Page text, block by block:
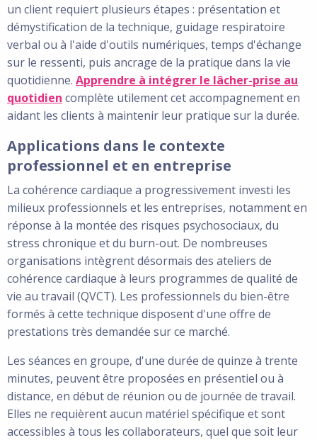
un client requiert plusieurs étapes : présentation et
démystification de la technique, guidage respiratoire
verbal ou à l'aide d'outils numériques, temps d'échange
sur le ressenti, puis ancrage de la pratique dans la vie
quotidienne. Apprendre à intégrer le lâcher-prise au
quotidien complète utilement cet accompagnement en
aidant les clients à maintenir leur pratique sur la durée.
Applications dans le contexte
professionnel et en entreprise
La cohérence cardiaque a progressivement investi les
milieux professionnels et les entreprises, notamment en
réponse à la montée des risques psychosociaux, du
stress chronique et du burn-out. De nombreuses
organisations intègrent désormais des ateliers de
cohérence cardiaque à leurs programmes de qualité de
vie au travail (QVCT). Les professionnels du bien-être
formés à cette technique disposent d'une offre de
prestations très demandée sur ce marché.
Les séances en groupe, d'une durée de quinze à trente
minutes, peuvent être proposées en présentiel ou à
distance, en début de réunion ou de journée de travail.
Elles ne requièrent aucun matériel spécifique et sont
accessibles à tous les collaborateurs, quel que soit leur